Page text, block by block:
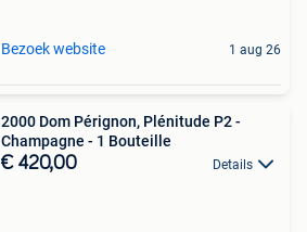
Bezoek website 1 aug 26
2000 Dom Pérignon, Plénitude P2 -
Champagne - 1 Bouteille
€ 420,00 Details